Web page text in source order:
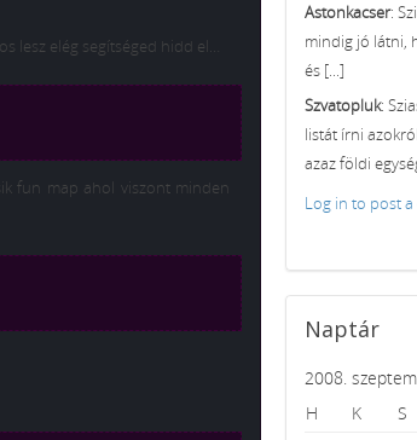
lesz elég segítséged hidd el…
fun map ahol viszont minden
Astonkacser:
mindig jó látni,
és [...]
Szvatopluk:
listát írni
azaz földi
Log in to post
Naptár
2008.
H
K S